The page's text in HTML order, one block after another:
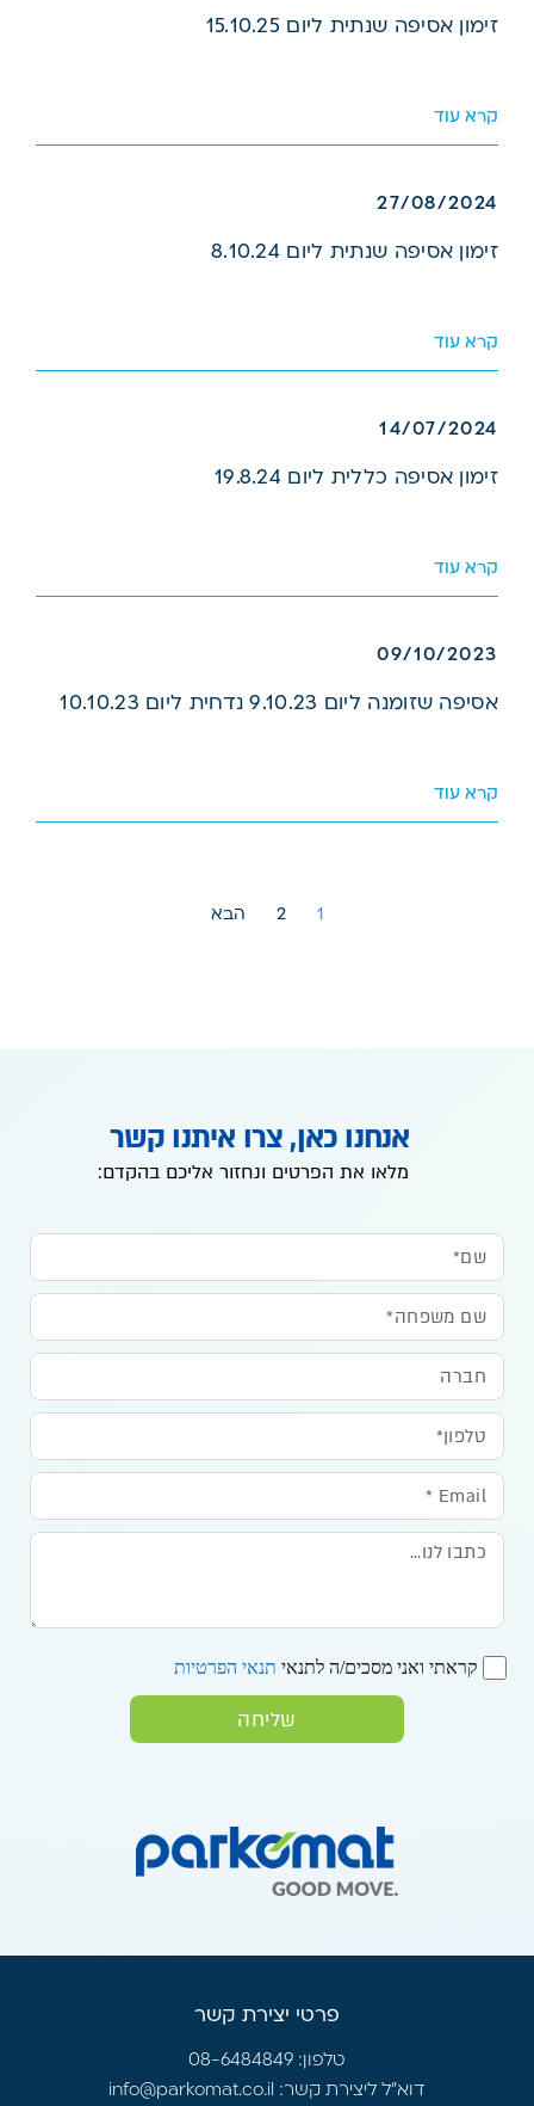
זימון אסיפה שנתית ליום 15.10.25
קרא עוד
27/08/2024
זימון אסיפה שנתית ליום 8.10.24
קרא עוד
14/07/2024
זימון אסיפה כללית ליום 19.8.24
קרא עוד
09/10/2023
אסיפה שזומנה ליום 9.10.23 נדחית ליום 10.10.23
קרא עוד
1
2 הבא
אנחנו כאן, צרו איתנו קשר
מלאו את הפרטים ונחזור אליכם בהקדם:
קראתי ואני מסכים/ה לתנאי תנאי הפרטיות
שליחה
פרטי יצירת קשר
טלפון: 08-6484849
דוא״ל ליצירת קשר: info@parkomat.co.il